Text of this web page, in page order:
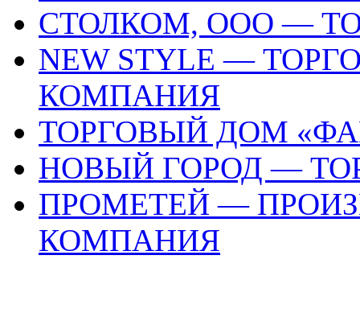
СТОЛКОМ, ООО —
NEW STYLE —
КОМПАНИЯ
ТОРГОВЫЙ ДОМ
НОВЫЙ ГОРОД —
ПРОМЕТЕЙ —
КОМПАНИЯ